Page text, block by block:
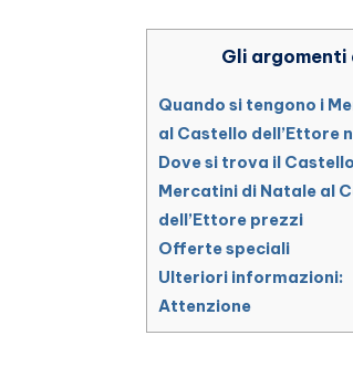
Gli argomenti
Quando si tengono i
al Castello dell’Ettore
Dove si trova il
Mercatini di Natale al
dell’Ettore prezzi
Offerte speciali
Ulteriori informazioni:
Attenzione